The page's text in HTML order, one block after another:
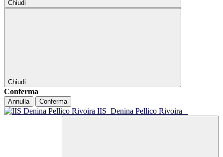
Chiudi
Chiudi
Conferma
Annulla Conferma
IIS Denina Pellico Rivoira